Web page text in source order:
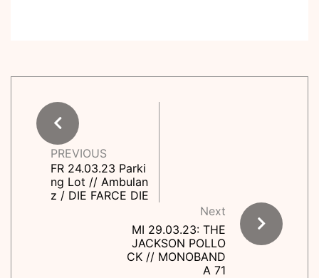
PREVIOUS
FR 24.03.23 Parki
ng Lot // Ambulan
z / DIE FARCE DIE
Next
MI 29.03.23: THE
JACKSON POLLO
CK // MONOBAND
A 71